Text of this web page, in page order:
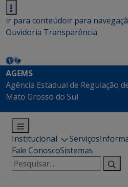
ir para conteúdoir para
Ouvidoria Transparência
AGEMS
Agência Estadual de Regulação
Mato Grosso do Sul
Institucional Serviços
Fale ConoscoSistemas
Pesquisar
por: